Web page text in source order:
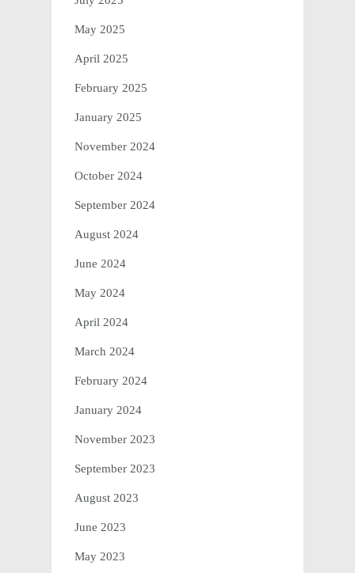
May 2025
April 2025
February 2025
January 2025
November 2024
October 2024
September 2024
August 2024
June 2024
May 2024
April 2024
March 2024
February 2024
January 2024
November 2023
September 2023
August 2023
June 2023
May 2023